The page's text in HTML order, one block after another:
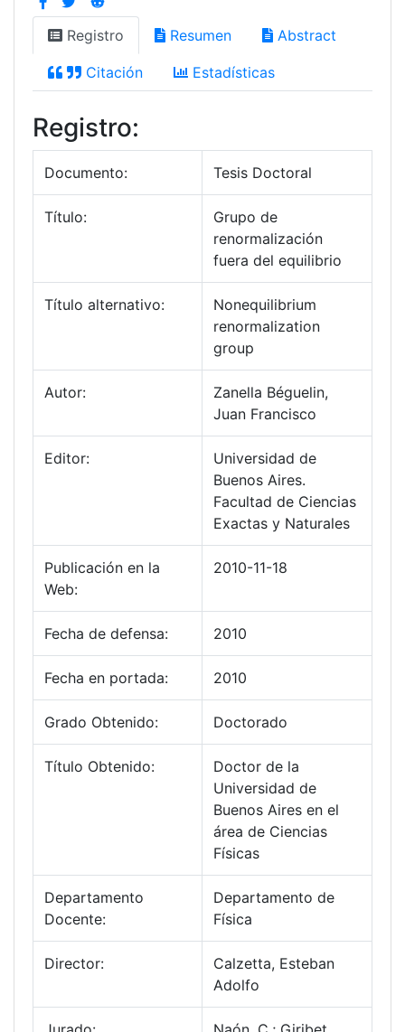
Registro Resumen Abstract
Citación Estadísticas
Registro:
Documento: Tesis Doctoral
Título:
Grupo de
renormalización
fuera del equilibrio
Título alternativo:
Nonequilibrium
renormalization
group
Autor:
Zanella Béguelin,
Juan Francisco
Editor:
Universidad de
Buenos Aires.
Facultad de Ciencias
Exactas y Naturales
Publicación en la
Web:
2010-11-18
Fecha de defensa: 2010
Fecha en portada: 2010
Grado Obtenido: Doctorado
Título Obtenido:
Doctor de la
Universidad de
Buenos Aires en el
área de Ciencias
Físicas
Departamento
Docente:
Departamento de
Física
Director:
Calzetta, Esteban
Adolfo